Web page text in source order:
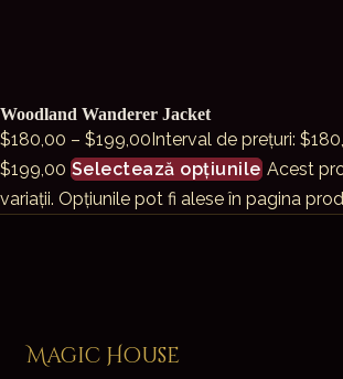
Woodland Wanderer Jacket
$180,00 – $199,00 Interval de prețuri:
$199,00 Selectează opțiunile Acest
variații. Opțiunile pot fi alese în pagina
Magic House